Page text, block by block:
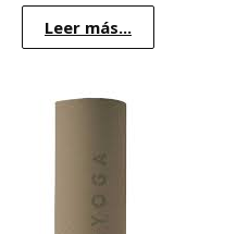
Leer más...